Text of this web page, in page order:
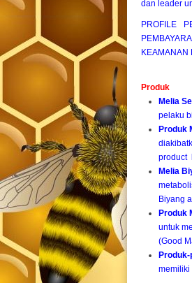
dan leader
PROFILE
KEAMANAN
Produk
Melia
pelaku
Produk
product
Melia
Biyang
Produk
untuk
(Good
Produk-
memiliki